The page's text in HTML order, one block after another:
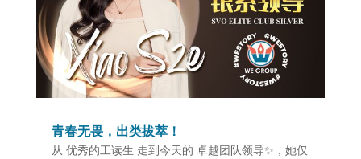
青春无畏，出类拔萃！
从 优秀的工读生 走到今天的 卓越团队领导✨，她仅